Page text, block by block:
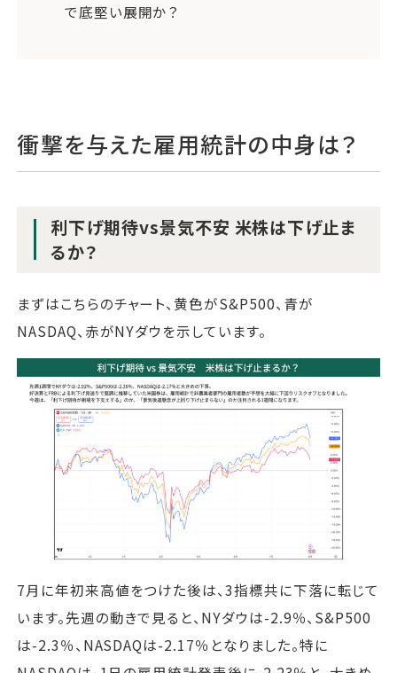
で底堅い展開か？
衝撃を与えた雇用統計の中身は？
利下げ期待vs景気不安 米株は下げ止ま
るか？
まずはこちらのチャート、黄色がS&P500、青が
NASDAQ、赤がNYダウを示しています。
7月に年初来高値をつけた後は、3指標共に下落に転じて
います。先週の動きで見ると、NYダウは-2.9％、S&P500
は-2.3％、NASDAQは-2.17％となりました。特に